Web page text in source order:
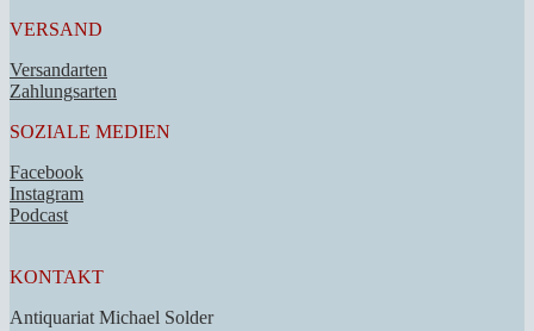
VERSAND
Versandarten
Zahlungsarten
SOZIALE MEDIEN
Facebook
Instagram
Podcast
KONTAKT
Antiquariat Michael Solder